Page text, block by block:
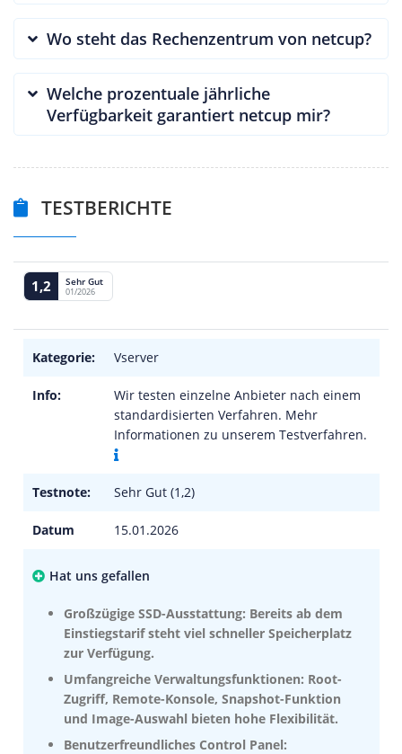
Wo steht das Rechenzentrum von netcup?
Welche prozentuale jährliche
Verfügbarkeit garantiert netcup mir?
TESTBERICHTE
1,2 Sehr Gut
01/2026
Kategorie: Vserver
Info:
Wir testen einzelne Anbieter nach einem
standardisierten Verfahren. Mehr
Informationen zu unserem Testverfahren.
Testnote: Sehr Gut (1,2)
Datum 15.01.2026
Hat uns gefallen
Großzügige SSD-Ausstattung: Bereits ab dem
Einstiegstarif steht viel schneller Speicherplatz
zur Verfügung.
Umfangreiche Verwaltungsfunktionen: Root-
Zugriff, Remote-Konsole, Snapshot-Funktion
und Image-Auswahl bieten hohe Flexibilität.
Benutzerfreundliches Control Panel: